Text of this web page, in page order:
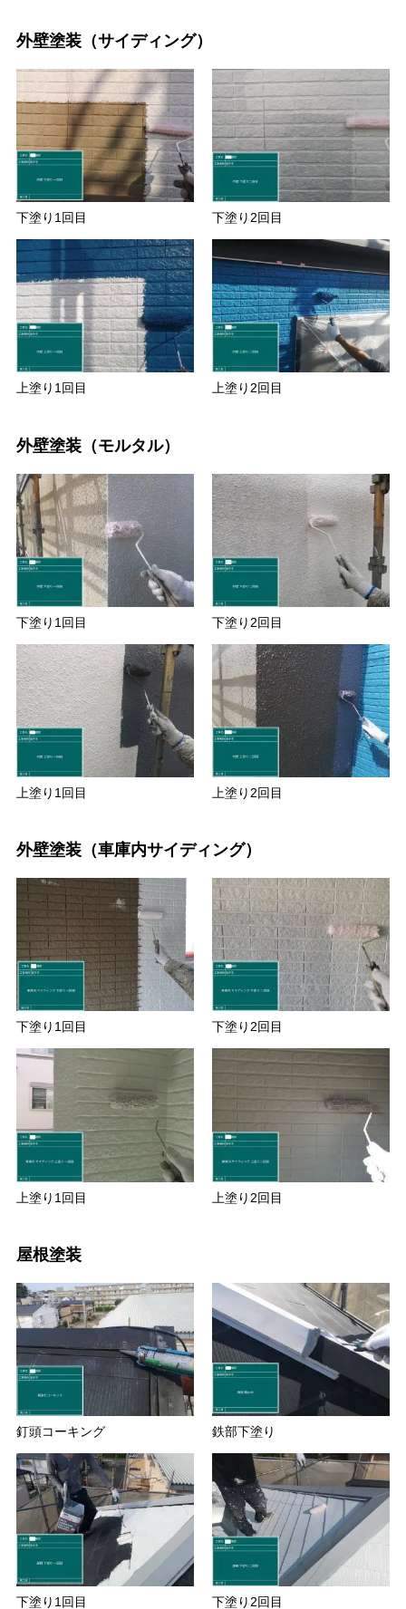
外壁塗装（サイディング）
下塗り1回目 下塗り2回目
上塗り1回目 上塗り2回目
外壁塗装（モルタル）
下塗り1回目 下塗り2回目
上塗り1回目 上塗り2回目
外壁塗装（車庫内サイディング）
下塗り1回目 下塗り2回目
上塗り1回目 上塗り2回目
屋根塗装
釘頭コーキング 鉄部下塗り
下塗り1回目 下塗り2回目